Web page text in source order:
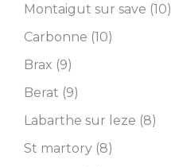
Montaigut sur save (10)
Carbonne (10)
Brax (9)
Berat (9)
Labarthe sur leze (8)
St martory (8)